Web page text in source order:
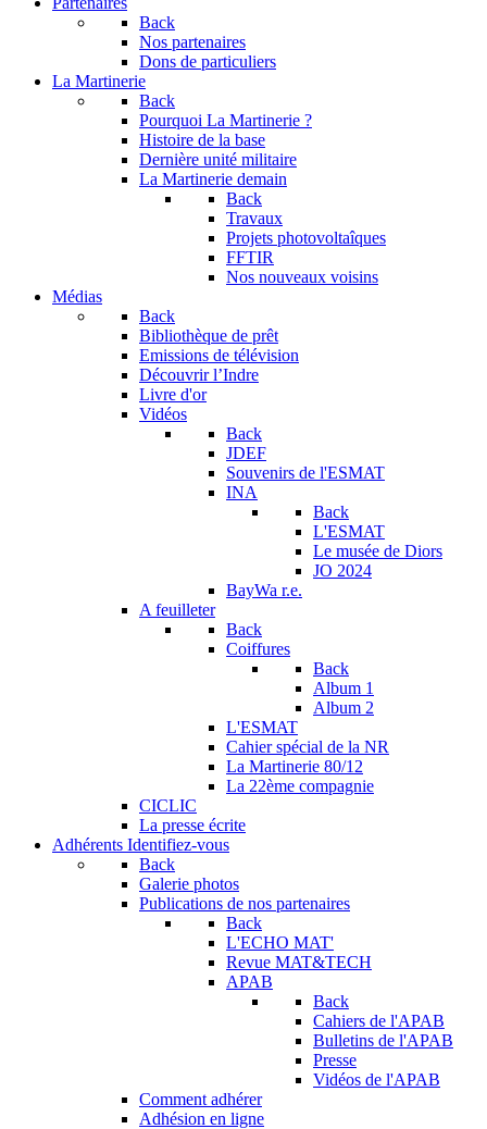
Back
Nos partenaires
Dons de particuliers
La Martinerie
Back
Pourquoi La Martinerie ?
Histoire de la base
Dernière unité militaire
La Martinerie demain
Back
Travaux
Projets photovoltaîques
FFTIR
Nos nouveaux voisins
Médias
Back
Bibliothèque de prêt
Emissions de télévision
Découvrir l’Indre
Livre d'or
Vidéos
Back
JDEF
Souvenirs de l'ESMAT
INA
Back
L'ESMAT
Le musée de Diors
JO 2024
BayWa r.e.
A feuilleter
Back
Coiffures
Back
Album 1
Album 2
L'ESMAT
Cahier spécial de la NR
La Martinerie 80/12
La 22ème compagnie
CICLIC
La presse écrite
Adhérents Identifiez-vous
Back
Galerie photos
Publications de nos partenaires
Back
L'ECHO MAT'
Revue MAT&TECH
APAB
Back
Cahiers de l'APAB
Bulletins de l'APAB
Presse
Vidéos de l'APAB
Comment adhérer
Adhésion en ligne